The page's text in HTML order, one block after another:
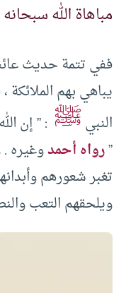
مباهاة الله
ففي تتمة حديث
يباهي بهم الملائكة
النبيﷺ : ” إن
”رواه أحمدوغيره
تغبر شعورهم
ويلحقهم التعب